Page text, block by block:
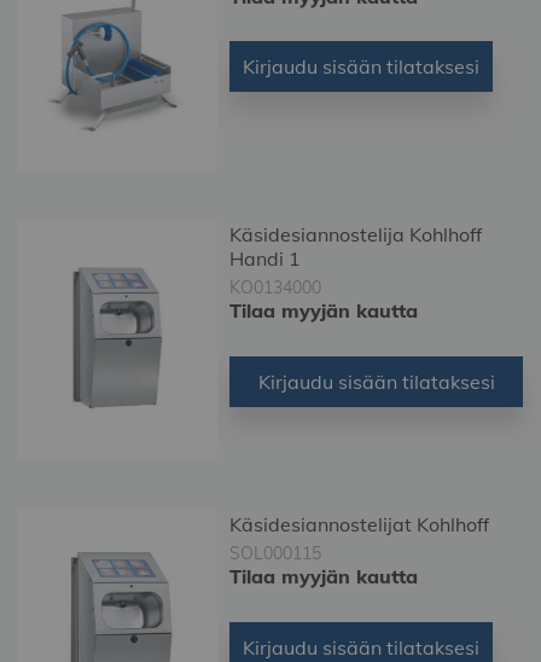
Kirjaudu sisään tilataksesi
Käsidesiannostelija Kohlhoff
Handi 1
KO0134000
Tilaa myyjän kautta
Kirjaudu sisään tilataksesi
Käsidesiannostelijat Kohlhoff
SOL000115
Tilaa myyjän kautta
Kirjaudu sisään tilataksesi